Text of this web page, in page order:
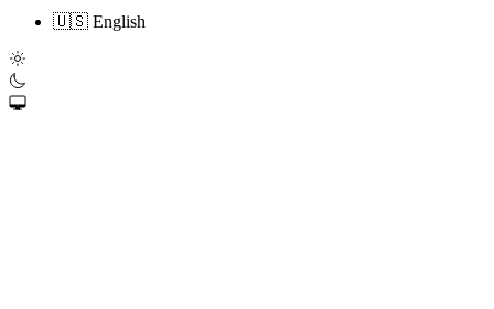
🇺🇸 English